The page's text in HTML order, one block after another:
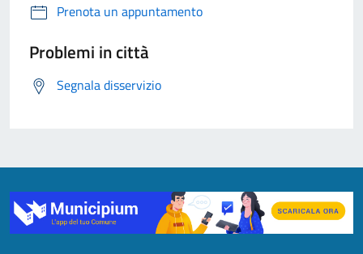
Prenota un appuntamento
Problemi in città
Segnala disservizio